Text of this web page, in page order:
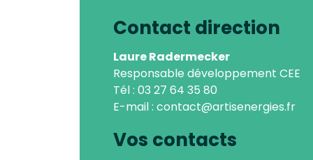
Contact direction
Laure Radermecker
Responsable développement CEE
Tél : 03 27 64 35 80
E-mail : contact@artisenergies.fr
Vos contacts